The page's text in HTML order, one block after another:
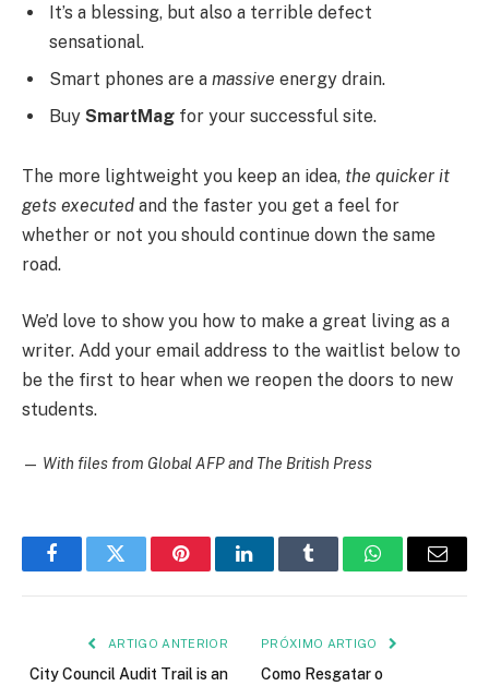
It’s a blessing, but also a terrible defect
sensational.
Smart phones are a massive energy drain.
Buy SmartMag for your successful site.
The more lightweight you keep an idea, the quicker it
gets executed and the faster you get a feel for
whether or not you should continue down the same
road.
We’d love to show you how to make a great living as a
writer. Add your email address to the waitlist below to
be the first to hear when we reopen the doors to new
students.
— With files from Global AFP and The British Press
FacebookTwitter PinterestLinkedInTumblr WhatsApp
E-
ARTIGO ANTERIOR
City Council Audit Trail is an
PRÓXIMO ARTIGO
Como Resgatar o